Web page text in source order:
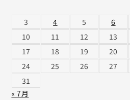
3
4 5 6
10
11 12 13
17
18 19 20
24
25 26 27
31
« 7月